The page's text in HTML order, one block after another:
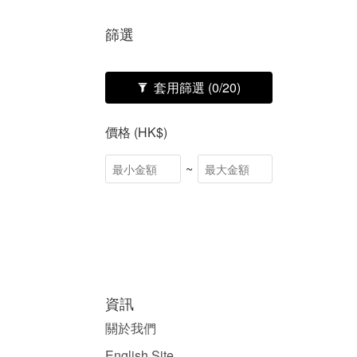
篩選
套用篩選 (0/20)
價格 (HK$)
~
資訊
關於我們